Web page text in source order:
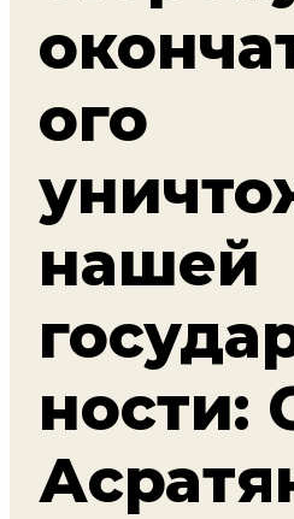
ого
нашей
ности: